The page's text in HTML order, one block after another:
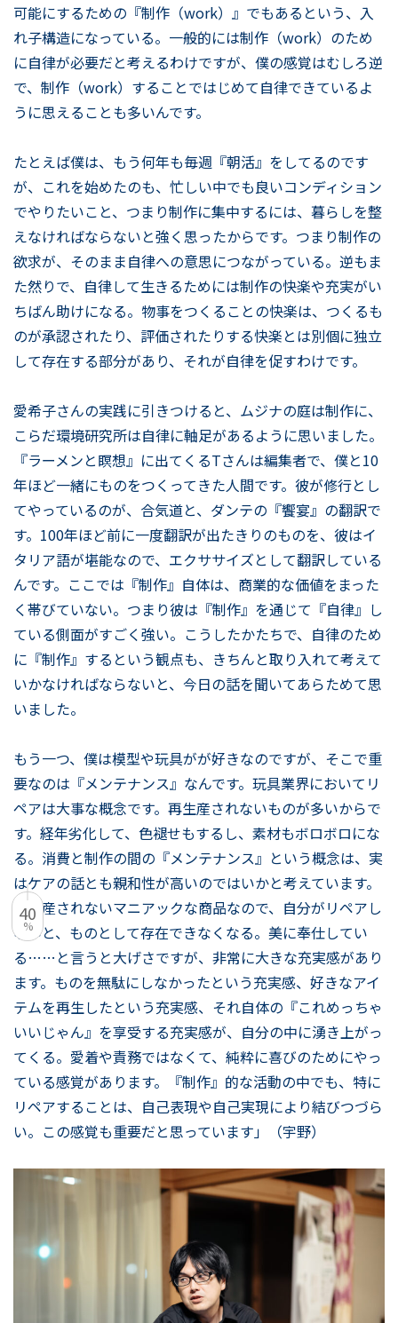
可能にするための『制作（work）』でもあるという、入
れ子構造になっている。一般的には制作（work）のため
に自律が必要だと考えるわけですが、僕の感覚はむしろ逆
で、制作（work）することではじめて自律できているよ
うに思えることも多いんです。
たとえば僕は、もう何年も毎週『朝活』をしてるのです
が、これを始めたのも、忙しい中でも良いコンディション
でやりたいこと、つまり制作に集中するには、暮らしを整
えなければならないと強く思ったからです。つまり制作の
欲求が、そのまま自律への意思につながっている。逆もま
た然りで、自律して生きるためには制作の快楽や充実がい
ちばん助けになる。物事をつくることの快楽は、つくるも
のが承認されたり、評価されたりする快楽とは別個に独立
して存在する部分があり、それが自律を促すわけです。
愛希子さんの実践に引きつけると、ムジナの庭は制作に、
こらだ環境研究所は自律に軸足があるように思いました。
『ラーメンと瞑想』に出てくるTさんは編集者で、僕と10
年ほど一緒にものをつくってきた人間です。彼が修行とし
てやっているのが、合気道と、ダンテの『饗宴』の翻訳で
す。100年ほど前に一度翻訳が出たきりのものを、彼はイ
タリア語が堪能なので、エクササイズとして翻訳している
んです。ここでは『制作』自体は、商業的な価値をまった
く帯びていない。つまり彼は『制作』を通じて『自律』し
ている側面がすごく強い。こうしたかたちで、自律のため
に『制作』するという観点も、きちんと取り入れて考えて
いかなければならないと、今日の話を聞いてあらためて思
いました。
もう一つ、僕は模型や玩具がが好きなのですが、そこで重
要なのは『メンテナンス』なんです。玩具業界においてリ
ペアは大事な概念です。再生産されないものが多いからで
す。経年劣化して、色褪せもするし、素材もボロボロにな
る。消費と制作の間の『メンテナンス』という概念は、実
はケアの話とも親和性が高いのではいかと考えています。
再生産されないマニアックな商品なので、自分がリペアし
ないと、ものとして存在できなくなる。美に奉仕してい
る……と言うと大げさですが、非常に大きな充実感があり
ます。ものを無駄にしなかったという充実感、好きなアイ
テムを再生したという充実感、それ自体の『これめっちゃ
いいじゃん』を享受する充実感が、自分の中に湧き上がっ
てくる。愛着や責務ではなくて、純粋に喜びのためにやっ
ている感覚があります。『制作』的な活動の中でも、特に
リペアすることは、自己表現や自己実現により結びつづら
い。この感覚も重要だと思っています」（宇野）
40
%